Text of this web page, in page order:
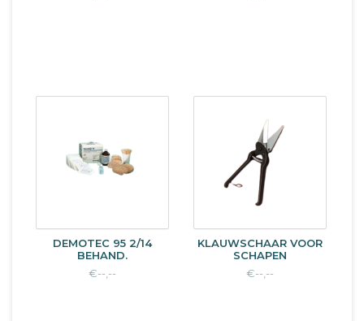
DEMOTEC 95 2/14
BEHAND.
€--,--
KLAUWSCHAAR VOOR
SCHAPEN
€--,--